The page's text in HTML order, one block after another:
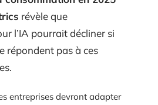
révèle que
l’IA pourrait décliner si
répondent pas à ces
entreprises devront adapter